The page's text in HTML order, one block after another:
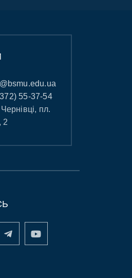
55-37-54
пл.
2